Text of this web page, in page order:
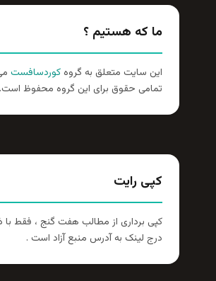
ما که هستیم ؟
این سایت متعلق به گروهکوردسافست
تمامی حقوق برای این گروه محفوظ است.
کپی رایت
کپی برداری از مطالب هفت گنج ، فقط با
درج لینک به آدرس منبع آزاد است .